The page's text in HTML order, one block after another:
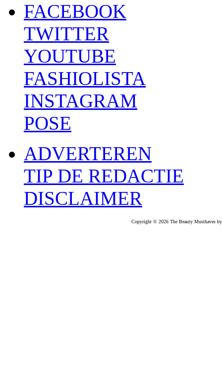
FACEBOOK
TWITTER
YOUTUBE
FASHIOLISTA
INSTAGRAM
POSE
ADVERTEREN
TIP DE REDACTIE
DISCLAIMER
Copyright © 2026 The Beauty Musthaves